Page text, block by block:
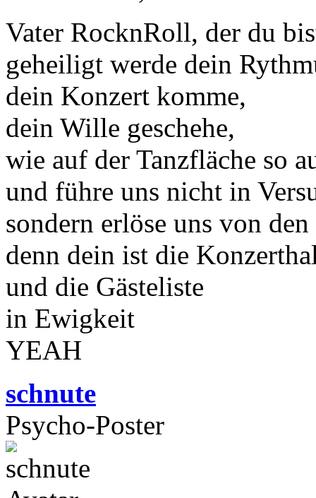
Vater RocknRoll, der du
geheiligt werde dein
dein Konzert komme,
dein Wille geschehe,
wie auf der Tanzfläche so
und führe uns nicht in
sondern erlöse uns von
denn dein ist die
und die Gästeliste
in Ewigkeit
YEAH
schnute
Psycho-Poster